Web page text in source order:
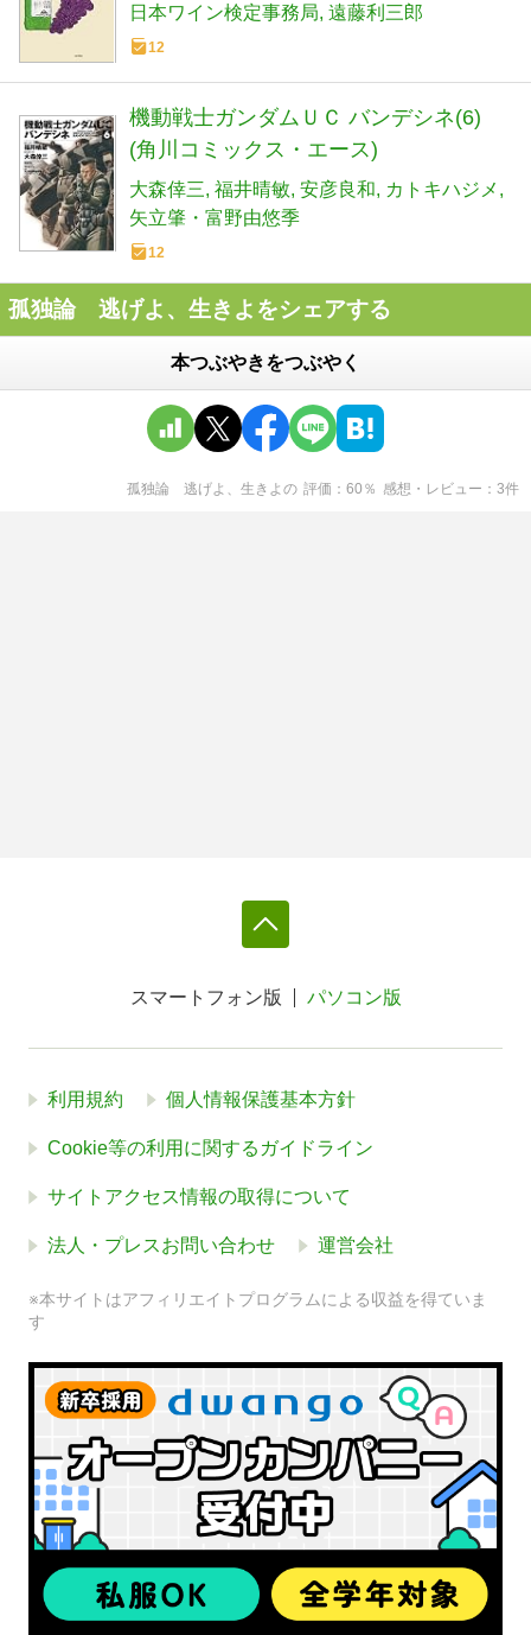
日本ワイン検定事務局 遠藤利三郎
12
機動戦士ガンダムＵＣ バンデシネ(6)
(角川コミックス・エース)
大森倖三 福井晴敏 安彦良和
カトキハジメ
矢立肇・富野由悠季
12
孤独論 逃げよ、生きよをシェアする
本つぶやきをつぶやく
孤独論 逃げよ、生きよ の 評価 60 ％ 感想・レビュー 3件
スマートフォン版 パソコン版
利用規約 個人情報保護基本方針
Cookie等の利用に関するガイドライン
サイトアクセス情報の取得について
法人・プレスお問い合わせ 運営会社
※本サイトはアフィリエイトプログラムによる収益を得ていま
す